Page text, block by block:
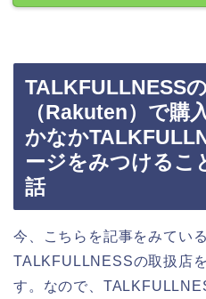
TALKFULLNESS
（Rakuten）で購
かなか
ージをみつけるこ
話
今、こちらを記事をみてい
TALKFULLNESSの取扱店
す。なので、